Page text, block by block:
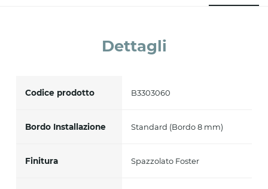
Dettagli
Codice prodotto B3303060
Bordo Installazione Standard (Bordo 8 mm)
Finitura Spazzolato Foster